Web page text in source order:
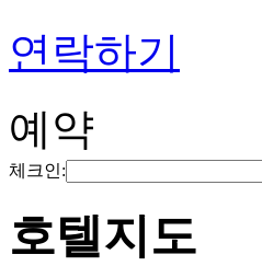
연락하기
예약
체크인:
호텔지도